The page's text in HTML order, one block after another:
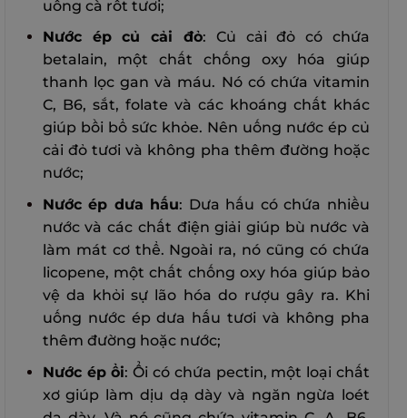
uống cà rốt tươi;
Nước ép củ cải đỏ: Củ cải đỏ có chứa
betalain, một chất chống oxy hóa giúp
thanh lọc gan và máu. Nó có chứa vitamin
C, B6, sắt, folate và các khoáng chất khác
giúp bồi bổ sức khỏe. Nên uống nước ép củ
cải đỏ tươi và không pha thêm đường hoặc
nước;
Nước ép dưa hấu: Dưa hấu có chứa nhiều
nước và các chất điện giải giúp bù nước và
làm mát cơ thể. Ngoài ra, nó cũng có chứa
licopene, một chất chống oxy hóa giúp bảo
vệ da khỏi sự lão hóa do rượu gây ra. Khi
uống nước ép dưa hấu tươi và không pha
thêm đường hoặc nước;
Nước ép ổi: Ổi có chứa pectin, một loại chất
xơ giúp làm dịu dạ dày và ngăn ngừa loét